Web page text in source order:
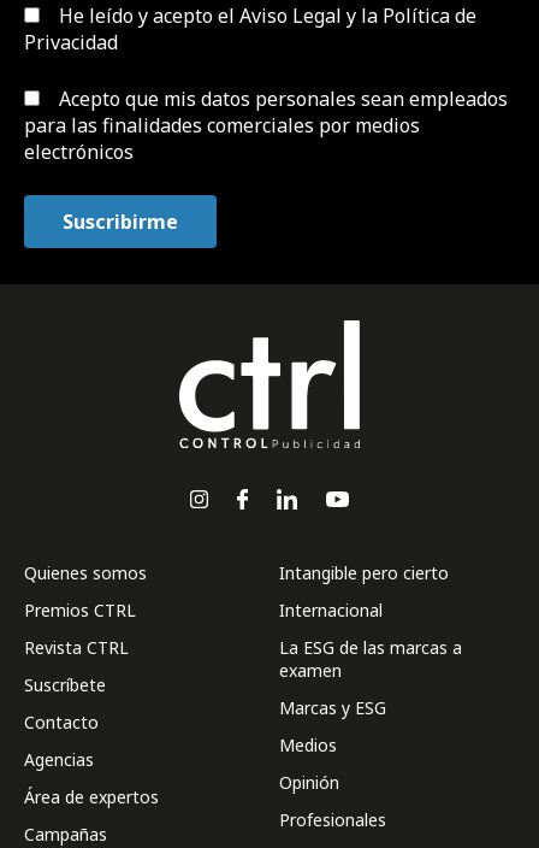
He leído y acepto el Aviso Legal y la Política de
Privacidad
Acepto que mis datos personales sean empleados
para las finalidades comerciales por medios
electrónicos
Quienes somos
Premios CTRL
Revista CTRL
Suscríbete
Contacto
Agencias
Área de expertos
Campañas
Intangible pero cierto
Internacional
La ESG de las marcas a
examen
Marcas y ESG
Medios
Opinión
Profesionales